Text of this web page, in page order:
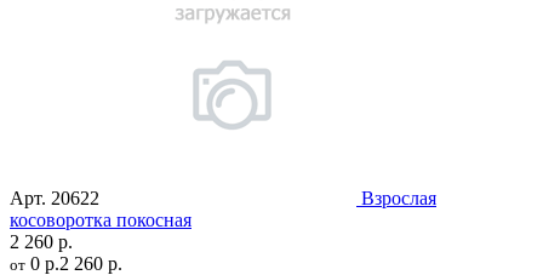
Арт. 20622
Взрослая
косоворотка покосная
2 260 р.
от 0 р.2 260 р.